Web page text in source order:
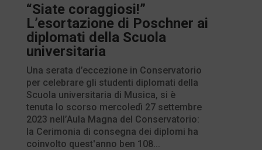
“Siate coraggiosi!”
L’esortazione di Poschner ai
diplomati della Scuola
universitaria
Una serata d’eccezione in Conservatorio
per celebrare gli studenti diplomati della
Scuola universitaria di Musica, si è
tenuta lo scorso mercoledì 27 settembre
2023 nell’Aula Magna del Conservatorio:
la Cerimonia di consegna dei diplomi ha
coinvolto quest'anno ben 108...